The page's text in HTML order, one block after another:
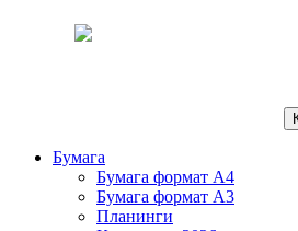
Бумага
Бумага формат А4
Бумага формат А3
Планинги